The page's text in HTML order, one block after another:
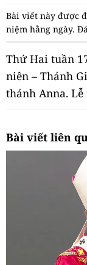
Bài viết này được
niệm hằng ngày.
Thứ Hai tuần
niên – Thánh
thánh Anna. Lễ
Bài viết liên